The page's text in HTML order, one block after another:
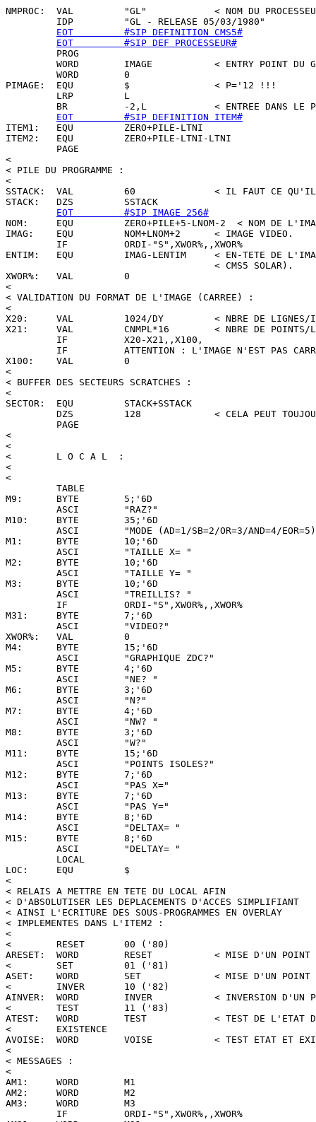
NMPROC:  VAL         "GL"            < NOM DU
         IDP         "GL - RELEASE 05/03/1980"
EOT         #SIP DEFINITION CMS5#
EOT         #SIP DEF PROCESSEUR#
         PROG
WORD        IMAGE           < ENTRY POINT DU
         WORD        0
PIMAGE:  EQU         $               < P='12 !!!
         LRP         L
BR          -2,L            < ENTREE DANS LE
EOT         #SIP DEFINITION ITEM#
ITEM1:   EQU         ZERO+PILE-LTNI
ITEM2:   EQU         ZERO+PILE-LTNI-LTNI
         PAGE
<
< PILE DU PROGRAMME :
<
SSTACK:  VAL         60              < IL FAUT CE QU'IL
STACK:   DZS         SSTACK
EOT         #SIP IMAGE 256#